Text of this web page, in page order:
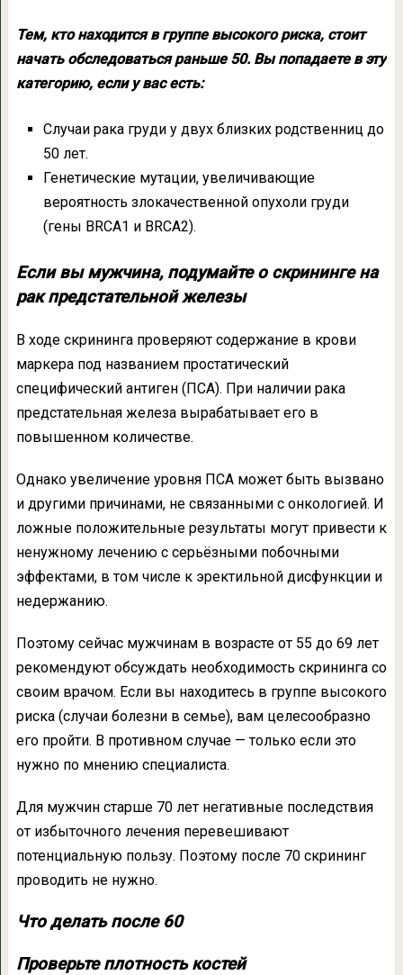
Тем, кто находится в группе высокого риска, стоит
начать обследоваться раньше 50. Вы попадаете в эту
категорию, если у вас есть:
Случаи рака груди у двух близких родственниц до
50 лет.
Генетические мутации, увеличивающие
вероятность злокачественной опухоли груди
(гены BRCA1 и BRCA2).
Если вы мужчина, подумайте о скрининге на
рак предстательной железы
В ходе скрининга проверяют содержание в крови
маркера под названием простатический
специфический антиген (ПСА). При наличии рака
предстательная железа вырабатывает его в
повышенном количестве.
Однако увеличение уровня ПСА может быть вызвано
и другими причинами, не связанными с онкологией. И
ложные положительные результаты могут привести к
ненужному лечению с серьёзными побочными
эффектами, в том числе к эректильной дисфункции и
недержанию.
Поэтому сейчас мужчинам в возрасте от 55 до 69 лет
рекомендуют обсуждать необходимость скрининга со
своим врачом. Если вы находитесь в группе высокого
риска (случаи болезни в семье), вам целесообразно
его пройти. В противном случае — только если это
нужно по мнению специалиста.
Для мужчин старше 70 лет негативные последствия
от избыточного лечения перевешивают
потенциальную пользу. Поэтому после 70 скрининг
проводить не нужно.
Что делать после 60
Проверьте плотность костей